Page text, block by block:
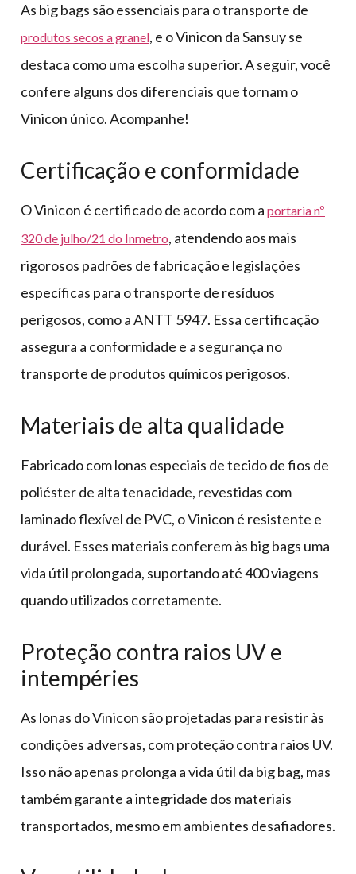
As big bags são essenciais para o transporte de
produtos secos a granel, e o Vinicon da Sansuy se
destaca como uma escolha superior. A seguir, você
confere alguns dos diferenciais que tornam o
Vinicon único. Acompanhe!
Certificação e conformidade
O Vinicon é certificado de acordo com a portaria nº
320 de julho/21 do Inmetro, atendendo aos mais
rigorosos padrões de fabricação e legislações
específicas para o transporte de resíduos
perigosos, como a ANTT 5947. Essa certificação
assegura a conformidade e a segurança no
transporte de produtos químicos perigosos.
Materiais de alta qualidade
Fabricado com lonas especiais de tecido de fios de
poliéster de alta tenacidade, revestidas com
laminado flexível de PVC, o Vinicon é resistente e
durável. Esses materiais conferem às big bags uma
vida útil prolongada, suportando até 400 viagens
quando utilizados corretamente.
Proteção contra raios UV e
intempéries
As lonas do Vinicon são projetadas para resistir às
condições adversas, com proteção contra raios UV.
Isso não apenas prolonga a vida útil da big bag, mas
também garante a integridade dos materiais
transportados, mesmo em ambientes desafiadores.